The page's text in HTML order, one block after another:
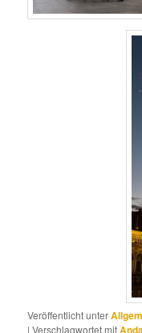
Veröffentlicht unter
|Verschlagwortet mit